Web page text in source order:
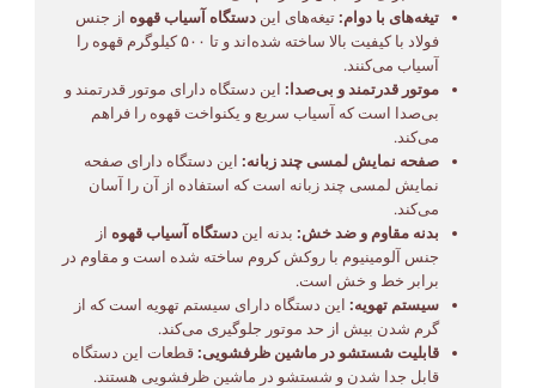
تیغه‌های با دوام:تیغه‌های ایندستگاه آسیاب قهوه از جنس
فولاد با کیفیت بالا ساخته شده‌اند و تا ۵۰۰ کیلوگرم قهوه را
آسیاب می‌کنند.
موتور قدرتمند و بی‌صدا: این دستگاه دارای موتور قدرتمند و
بی‌صدا است که آسیاب سریع و یکنواخت قهوه را فراهم
می‌کند.
صفحه نمایش لمسی چند زبانه: این دستگاه دارای صفحه
نمایش لمسی چند زبانه است که استفاده از آن را آسان
می‌کند.
بدنه مقاوم و ضد خش: بدنه ایندستگاه آسیاب قهوه از
جنس آلومینیوم با روکش کروم ساخته شده است و مقاوم در
برابر خط و خش است.
سیستم تهویه: این دستگاه دارای سیستم تهویه است که از
گرم شدن بیش از حد موتور جلوگیری می‌کند.
قابلیت شستشو در ماشین ظرفشویی:قطعات این دستگاه
قابل جدا شدن و شستشو در ماشین ظرفشویی هستند.